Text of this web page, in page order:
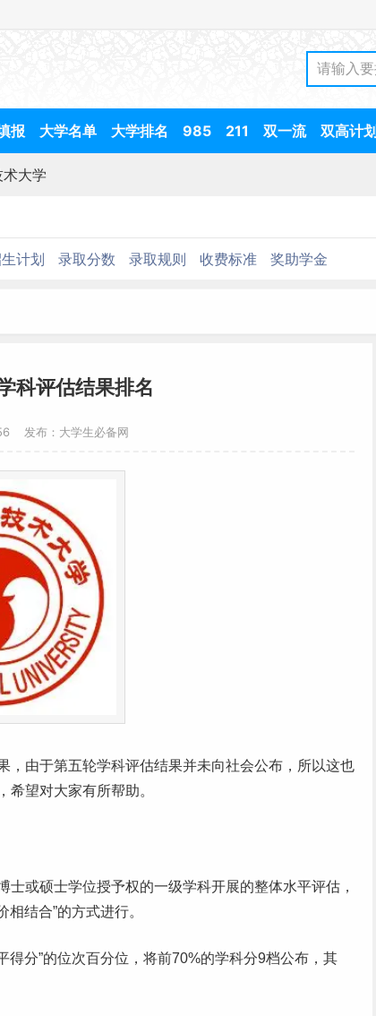
报 大学名单 大学排名 985 211 双一流 双高计划
大学
计划 录取分数 录取规则 收费标准 奖助学金
科评估结果排名
发布：大学生必备网
，由于第五轮学科评估结果并未向社会公布，所以这也
望对大家有所帮助。
士或硕士学位授予权的一级学科开展的整体水平评估，
结合”的方式进行。
得分”的位次百分位，将前70%的学科分9档公布，其